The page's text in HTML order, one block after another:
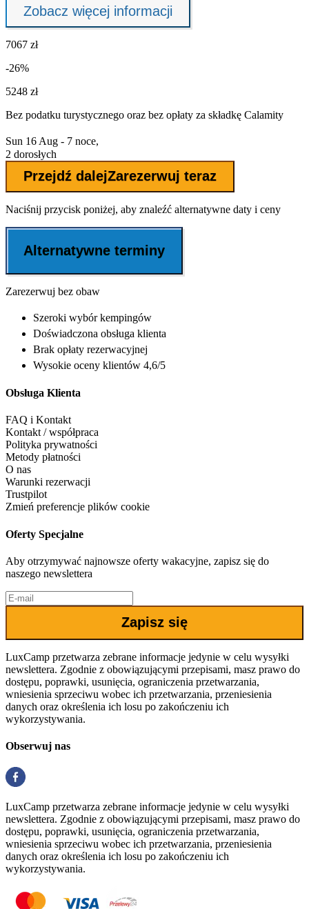
Zobacz więcej informacji
7067 zł
-26%
5248 zł
Bez podatku turystycznego oraz bez opłaty za składkę Calamity
Sun 16 Aug - 7 noce,
2 dorosłych
Przejdź dalejZarezerwuj teraz
Naciśnij przycisk poniżej, aby znaleźć alternatywne daty i ceny
Alternatywne terminy
Zarezerwuj bez obaw
Szeroki wybórkempingów
Doświadczona obsługa klienta
Brak opłaty rezerwacyjnej
Wysokie oceny klientów 4,6/5
Obsługa Klienta
FAQ i Kontakt
Kontakt / współpraca
Polityka prywatności
Metody płatności
O nas
Warunki rezerwacji
Trustpilot
Zmień preferencje plików cookie
Oferty Specjalne
Aby otrzymywać najnowsze oferty wakacyjne, zapisz się do
naszego newslettera
Zapisz się
LuxCamp przetwarza zebrane informacje jedynie w celu wysyłki
newslettera. Zgodnie z obowiązującymi przepisami, masz prawo do
dostępu, poprawki, usunięcia, ograniczenia przetwarzania,
wniesienia sprzeciwu wobec ich przetwarzania, przeniesienia
danych oraz określenia ich losu po zakończeniu ich
wykorzystywania.
Obserwuj nas
LuxCamp przetwarza zebrane informacje jedynie w celu wysyłki
newslettera. Zgodnie z obowiązującymi przepisami, masz prawo do
dostępu, poprawki, usunięcia, ograniczenia przetwarzania,
wniesienia sprzeciwu wobec ich przetwarzania, przeniesienia
danych oraz określenia ich losu po zakończeniu ich
wykorzystywania.